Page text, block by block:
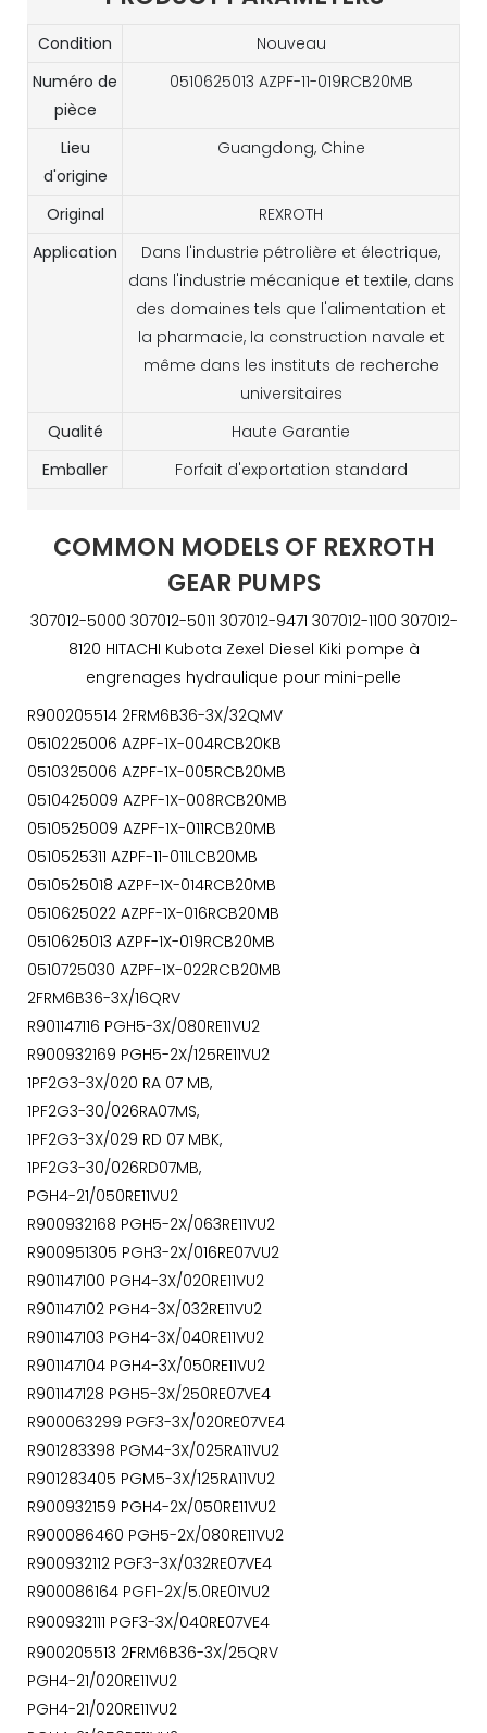
Condition
Nouveau
Numéro de
pièce
0510625013 AZPF-11-019RCB20MB
Lieu
d'origine
Guangdong, Chine
Original
REXROTH
Application
Dans l'industrie pétrolière et électrique,
dans l'industrie mécanique et textile, dans
des domaines tels que l'alimentation et
la pharmacie, la construction navale et
même dans les instituts de recherche
universitaires
Qualité
Haute Garantie
Emballer
Forfait d'exportation standard
COMMON MODELS OF REXROTH
GEAR PUMPS
307012-5000 307012-5011 307012-9471 307012-1100 307012-
8120 HITACHI Kubota Zexel Diesel Kiki pompe à
engrenages hydraulique pour mini-pelle
R900205514 2FRM6B36-3X/32QMV
0510225006 AZPF-1X-004RCB20KB
0510325006 AZPF-1X-005RCB20MB
0510425009 AZPF-1X-008RCB20MB
0510525009 AZPF-1X-011RCB20MB
0510525311 AZPF-11-011LCB20MB
0510525018 AZPF-1X-014RCB20MB
0510625022 AZPF-1X-016RCB20MB
0510625013 AZPF-1X-019RCB20MB
0510725030 AZPF-1X-022RCB20MB
2FRM6B36-3X/16QRV
R901147116 PGH5-3X/080RE11VU2
R900932169 PGH5-2X/125RE11VU2
1PF2G3-3X/020 RA 07 MB,
1PF2G3-30/026RA07MS,
1PF2G3-3X/029 RD 07 MBK,
1PF2G3-30/026RD07MB,
PGH4-21/050RE11VU2
R900932168 PGH5-2X/063RE11VU2
R900951305 PGH3-2X/016RE07VU2
R901147100 PGH4-3X/020RE11VU2
R901147102 PGH4-3X/032RE11VU2
R901147103 PGH4-3X/040RE11VU2
R901147104 PGH4-3X/050RE11VU2
R901147128 PGH5-3X/250RE07VE4
R900063299 PGF3-3X/020RE07VE4
R901283398 PGM4-3X/025RA11VU2
R901283405 PGM5-3X/125RA11VU2
R900932159 PGH4-2X/050RE11VU2
R900086460 PGH5-2X/080RE11VU2
R900932112 PGF3-3X/032RE07VE4
R900086164 PGF1-2X/5.0RE01VU2
R900932111 PGF3-3X/040RE07VE4
R900205513 2FRM6B36-3X/25QRV
PGH4-21/020RE11VU2
PGH4-21/020RE11VU2